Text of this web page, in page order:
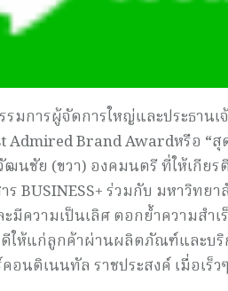
รมการผู้จัดการใหญ่และประธาน
Admired Brand Awardหรือ “สุ
ฒนชัย (ขวา) องคมนตรีที่ให้เกียร
รBUSINESS+ร่วมกับ มหาวิทยา
มีความเป็นเลิศ ตอกย้ำความสำ
ให้แก่ลูกค้าผ่านผลิตภัณฑ์และบริ
นติเนนทัล ราชประสงค์ เมื่อเร็ว